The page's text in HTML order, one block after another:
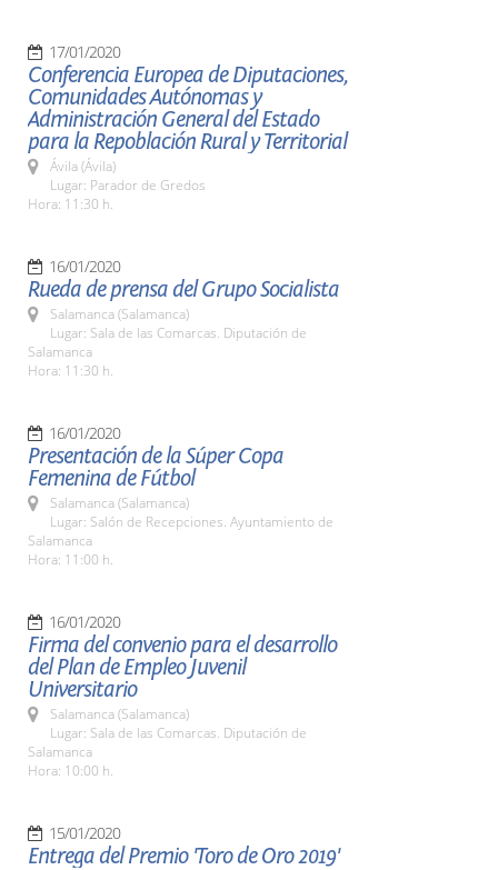
17/01/2020
Conferencia Europea de Diputaciones,
Comunidades Autónomas y
Administración General del Estado
para la Repoblación Rural y Territorial
Ávila (Ávila)
Lugar: Parador de Gredos
Hora: 11:30 h.
16/01/2020
Rueda de prensa del Grupo Socialista
Salamanca (Salamanca)
Lugar: Sala de las Comarcas. Diputación de
Salamanca
Hora: 11:30 h.
16/01/2020
Presentación de la Súper Copa
Femenina de Fútbol
Salamanca (Salamanca)
Lugar: Salón de Recepciones. Ayuntamiento de
Salamanca
Hora: 11:00 h.
16/01/2020
Firma del convenio para el desarrollo
del Plan de Empleo Juvenil
Universitario
Salamanca (Salamanca)
Lugar: Sala de las Comarcas. Diputación de
Salamanca
Hora: 10:00 h.
15/01/2020
Entrega del Premio 'Toro de Oro 2019'